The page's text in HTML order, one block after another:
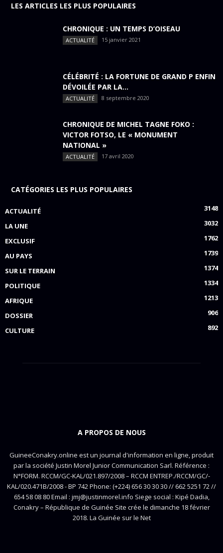
LES ARTICLES LES PLUS POPULAIRES
CHRONIQUE : UN TEMPS D’OISEAU
ACTUALITÉ 15 janvier 2021
CÉLÉBRITÉ : LA FORTUNE DE GRAND P ENFIN
DÉVOILÉE PAR LA...
ACTUALITÉ 8 septembre 2020
CHRONIQUE DE MICHEL TAGNE FOKO :
VICTOR FOTSO, LE « MONUMENT
NATIONAL »
ACTUALITÉ 17 avril 2020
CATÉGORIES LES PLUS POPULAIRES
ACTUALITÉ
3148
LA UNE
3032
EXCLUSIF
1762
AU PAYS
1739
SUR LE TERRAIN
1374
POLITIQUE
1334
AFRIQUE
1213
DOSSIER
906
CULTURE
892
A PROPOS DE NOUS
GuineeConakry.online est un journal d'information en ligne, produit
par la société Justin Morel Junior Communication Sarl. Référence :
N°FORM. RCCM/GC-KAL/021.897/2008 – RCCM ENTREP./RCCM/GC/-
KAL/020.471B/2008 - BP 742 Phone: (+224) 656 30 30 30 // 662 5251 72 //
654 58 08 80 Email : jmj@justinmorel.info Siege social : Kipé Dadia,
Conakry – République de Guinée Site crée le dimanche 18 février
2018. La Guinée sur le Net